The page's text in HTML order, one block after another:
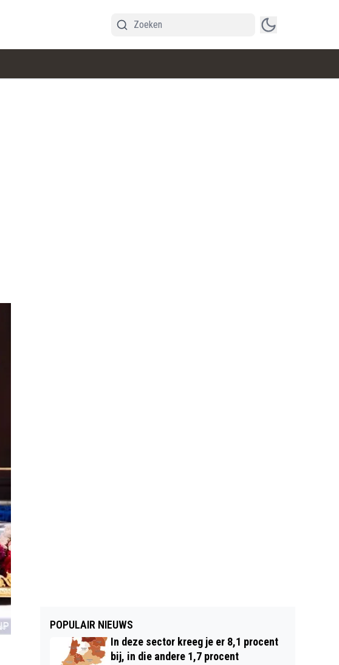
POPULAIR NIEUWS
In deze sector kreeg je er 8,1 procent
bij, in die andere 1,7 procent